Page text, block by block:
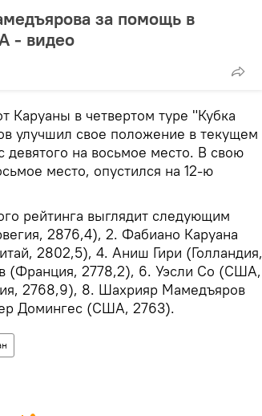
за помощь в
- видео
Каруаны в четвертом туре "Кубка
улучшил свое положение в текущем
на восьмое место. В свою
место, опустился на 12-ю
рейтинга выглядит следующим
2876,4), 2. Фабиано Каруана
2802,5), 4. Аниш Гири (Голландия,
(Франция, 2778,2), 6. Уэсли Со (США,
2768,9), 8. Шахрияр Мамедъяров
Домингес (США, 2763).